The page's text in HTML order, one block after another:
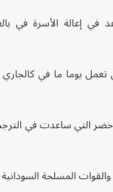
في إعالة الأسرة في
يوما ما في
التي ساعدت في